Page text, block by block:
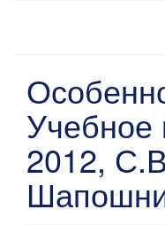
Учебное
2012,